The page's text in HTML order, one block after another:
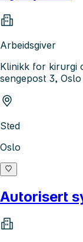
Arbeidsgiver
Klinikk for kirurgi
sengepost 3,
Sted
Oslo
Autorisert